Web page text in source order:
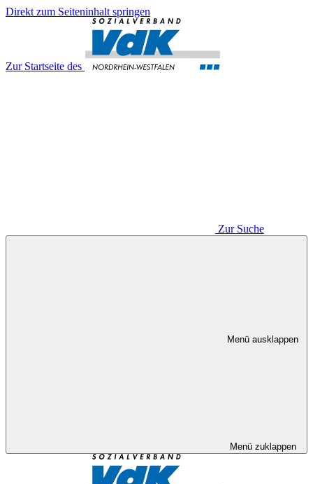
Direkt zum Seiteninhalt springen
Zur Startseite des
Zur Suche
Menü ausklappen
Menü zuklappen